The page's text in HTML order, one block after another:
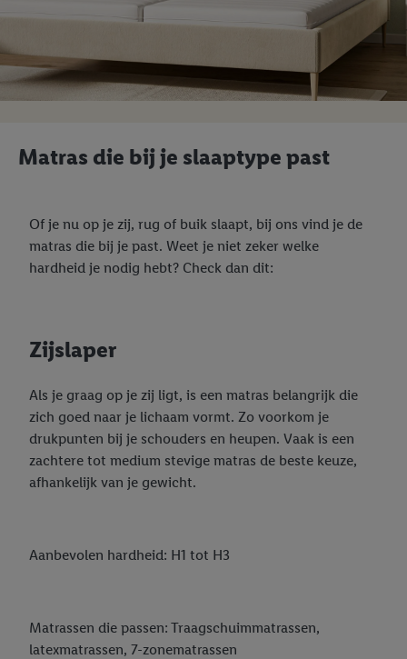
Matras die bij je slaaptype past
Of je nu op je zij, rug of buik slaapt, bij ons vind je de
matras die bij je past. Weet je niet zeker welke
hardheid je nodig hebt? Check dan dit:
Zijslaper
Als je graag op je zij ligt, is een matras belangrijk die
zich goed naar je lichaam vormt. Zo voorkom je
drukpunten bij je schouders en heupen. Vaak is een
zachtere tot medium stevige matras de beste keuze,
afhankelijk van je gewicht.
Aanbevolen hardheid: H1 tot H3
Matrassen die passen: Traagschuimmatrassen,
latexmatrassen, 7-zonematrassen